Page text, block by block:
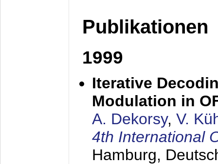
Publikationen
1999
Iterative
Modulation in
A. Dekorsy, V.
4th International
Hamburg,